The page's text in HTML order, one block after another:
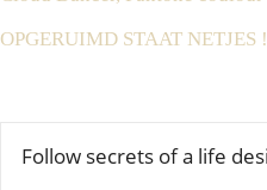
OPGERUIMD STAAT NETJES !